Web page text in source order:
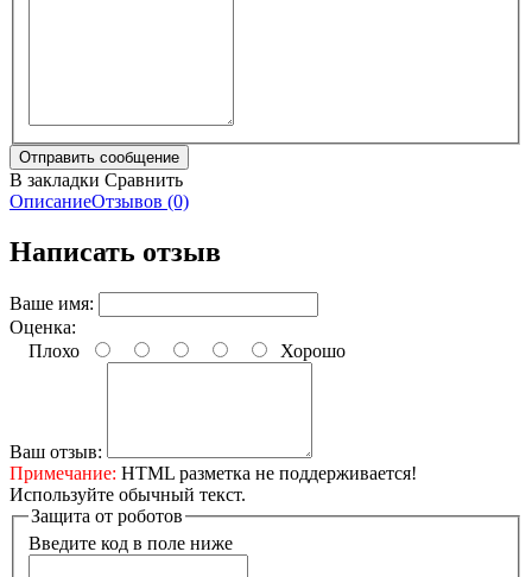
В закладки Сравнить
ОписаниеОтзывов (0)
Написать отзыв
Ваше имя:
Оценка:
Плохо
Хорошо
Ваш отзыв:
Примечание: HTML разметка не поддерживается!
Используйте обычный текст.
Защита от роботов
Введите код в поле ниже